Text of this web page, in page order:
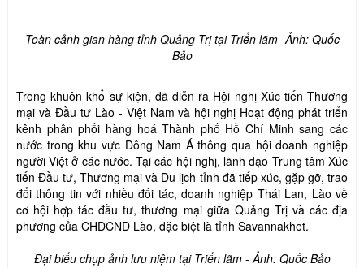
Toàn cảnh gian hàng tỉnh Quảng Trị tại Triển lãm- Ảnh: Quốc
Bảo
Trong khuôn khổ sự kiện, đã diễn ra Hội nghị Xúc tiến Thương
mại và Đầu tư Lào - Việt Nam và hội nghị Hoạt động phát triển
kênh phân phối hàng hoá Thành phố Hồ Chí Minh sang các
nước trong khu vực Đông Nam Á thông qua hội doanh nghiệp
người Việt ở các nước. Tại các hội nghị, lãnh đạo Trung tâm Xúc
tiến Đầu tư, Thương mại và Du lịch tỉnh đã tiếp xúc, gặp gỡ, trao
đổi thông tin với nhiều đối tác, doanh nghiệp Thái Lan, Lào về
cơ hội hợp tác đầu tư, thương mại giữa Quảng Trị và các địa
phương của CHDCND Lào, đặc biệt là tỉnh Savannakhet.
Đại biểu chụp ảnh lưu niệm tại Triển lãm - Ảnh: Quốc Bảo